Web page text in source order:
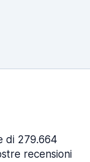
di 279.664
recensioni